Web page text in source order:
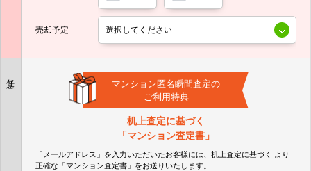
売却予定
マンション匿名瞬間査定の
ご利用特典
机上査定に基づく
「マンション査定書」
「メールアドレス」を入力いただいたお客様には、机上査定に基づく
より
正確な 「マンション査定書」 をお送りいたします。